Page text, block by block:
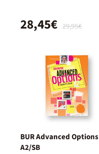
29,95€
28,45€
BUR Advanced Options
A2/SB